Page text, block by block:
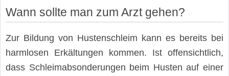
Wann sollte man zum Arzt gehen?
Zur Bildung von Hustenschleim kann es bereits bei
harmlosen Erkältungen kommen. Ist offensichtlich,
dass Schleimabsonderungen beim Husten auf einer